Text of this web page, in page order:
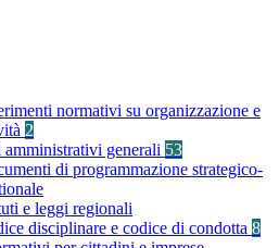
normativi su organizzazione e
2
generali 53
di programmazione strategico-
e leggi regionali
disciplinare e codice di condotta 8